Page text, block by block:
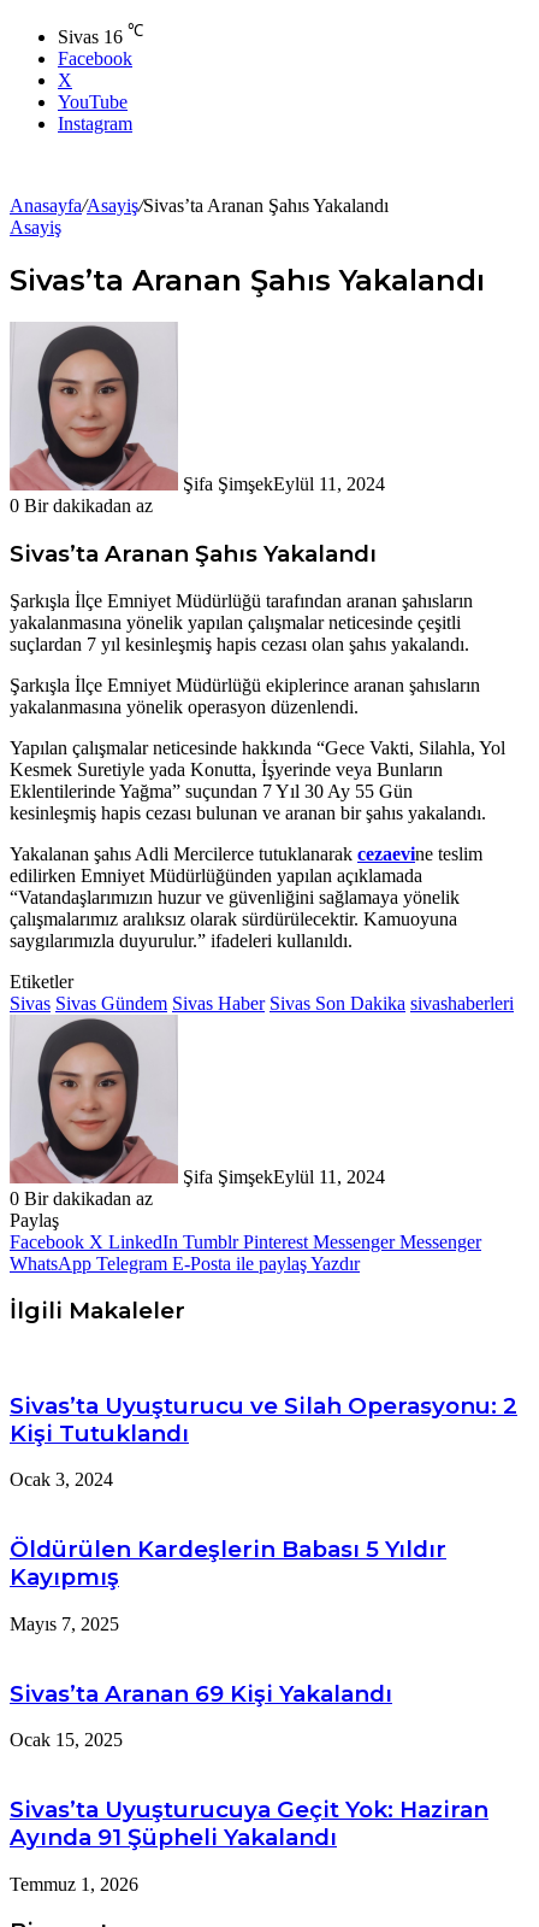
Sivas 16 ℃
Facebook
X
YouTube
Instagram
Anasayfa/Asayiş/Sivas’ta Aranan Şahıs Yakalandı
Asayiş
Sivas’ta Aranan Şahıs Yakalandı
Şifa ŞimşekEylül 11, 2024
0 Bir dakikadan az
Sivas’ta Aranan Şahıs Yakalandı
Şarkışla İlçe Emniyet Müdürlüğü tarafından aranan şahısların
yakalanmasına yönelik yapılan çalışmalar neticesinde çeşitli
suçlardan 7 yıl kesinleşmiş hapis cezası olan şahıs yakalandı.
Şarkışla İlçe Emniyet Müdürlüğü ekiplerince aranan şahısların
yakalanmasına yönelik operasyon düzenlendi.
Yapılan çalışmalar neticesinde hakkında “Gece Vakti, Silahla, Yol
Kesmek Suretiyle yada Konutta, İşyerinde veya Bunların
Eklentilerinde Yağma” suçundan 7 Yıl 30 Ay 55 Gün
kesinleşmiş hapis cezası bulunan ve aranan bir şahıs yakalandı.
Yakalanan şahıs Adli Mercilerce tutuklanarak cezaevine teslim
edilirken Emniyet Müdürlüğünden yapılan açıklamada
“Vatandaşlarımızın huzur ve güvenliğini sağlamaya yönelik
çalışmalarımız aralıksız olarak sürdürülecektir. Kamuoyuna
saygılarımızla duyurulur.” ifadeleri kullanıldı.
Etiketler
Sivas Sivas Gündem Sivas Haber Sivas Son Dakika sivashaberleri
Şifa ŞimşekEylül 11, 2024
0 Bir dakikadan az
Paylaş
Facebook X LinkedIn Tumblr Pinterest Messenger Messenger
WhatsApp Telegram E-Posta ile paylaşYazdır
İlgili Makaleler
Sivas’ta Uyuşturucu ve Silah Operasyonu: 2
Kişi Tutuklandı
Ocak 3, 2024
Öldürülen Kardeşlerin Babası 5 Yıldır
Kayıpmış
Mayıs 7, 2025
Sivas’ta Aranan 69 Kişi Yakalandı
Ocak 15, 2025
Sivas’ta Uyuşturucuya Geçit Yok: Haziran
Ayında 91 Şüpheli Yakalandı
Temmuz 1, 2026